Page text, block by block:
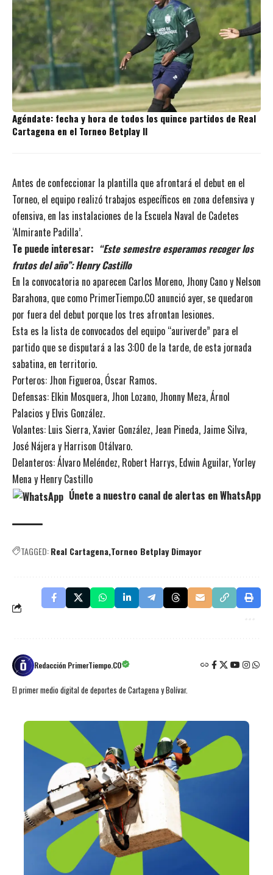
Agéndate: fecha y hora de todos los quince partidos de Real
Cartagena en el Torneo Betplay II
Antes de confeccionar la plantilla que afrontará el debut en el
Torneo, el equipo realizó trabajos específicos en zona defensiva y
ofensiva, en las instalaciones de la Escuela Naval de Cadetes
‘Almirante Padilla’.
Te puede interesar: “Este semestre esperamos recoger los
frutos del año”: Henry Castillo
En la convocatoria no aparecen Carlos Moreno, Jhony Cano y Nelson
Barahona, que como PrimerTiempo.CO anunció ayer, se quedaron
por fuera del debut porque los tres afrontan lesiones.
Esta es la lista de convocados del equipo “auriverde” para el
partido que se disputará a las 3:00 de la tarde, de esta jornada
sabatina, en territorio.
Porteros: Jhon Figueroa, Óscar Ramos.
Defensas: Elkin Mosquera, Jhon Lozano, Jhonny Meza, Árnol
Palacios y Elvis González.
Volantes: Luis Sierra, Xavier González, Jean Pineda, Jaime Silva,
José Nájera y Harrison Otálvaro.
Delanteros: Álvaro Meléndez, Robert Harrys, Edwin Aguilar, Yorley
Mena y Henry Castillo
Únete a nuestro canal de alertas en WhatsApp
TAGGED:Real Cartagena Torneo Betplay Dimayor
Redacción PrimerTiempo.CO
El primer medio digital de deportes de Cartagena y Bolívar.